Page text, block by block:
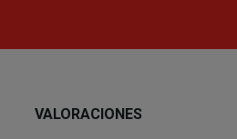
VALORACIONES